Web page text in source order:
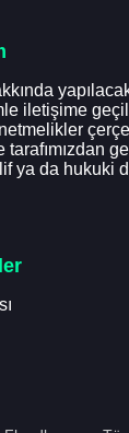
iletişime
tarafımızdan
ya da hukuki